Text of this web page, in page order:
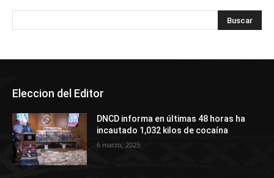
Eleccion del Editor
DNCD informa en últimas 48 horas ha
incautado 1,032 kilos de cocaína
6 marzo, 2025